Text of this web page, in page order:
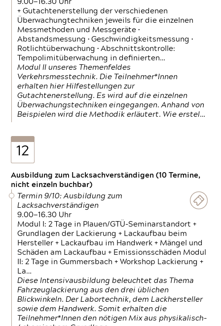
9.00—16.30 Uhr
+ Gutachtenerstellung der verschiedenen
Überwachungtechniken jeweils für die einzelnen
Messmethoden und Messgeräte •
Abstandsmessung • Geschwindigkeitsmessung •
Rotlichtüberwachung • Abschnittskontrolle:
Tempolimitüberwachung in definierten…
Modul II unseres Themenfeldes
Verkehrsmesstechnik. Die Teilnehmer*Innen
erhalten hier Hilfestellungen zur
Gutachtenerstellung. Es wird auf die einzelnen
Überwachungstechniken eingegangen. Anhand von
Beispielen wird die Methodik erläutert. Wie erstel…
12
Ausbildung zum Lacksachverständigen (10 Termine,
nicht einzeln buchbar)
Termin 9/10: Ausbildung zum
Lacksachverständigen
9.00—16.30 Uhr
Modul I: 2 Tage in Plauen/GTÜ-Seminarstandort +
Grundlagen der Lackierung + Lackaufbau beim
Hersteller + Lackaufbau im Handwerk + Mängel und
Schäden am Lackaufbau + Emissionsschäden Modul
II: 2 Tage in Gummersbach + Workshop Lackierung +
La…
Diese Intensivausbildung beleuchtet das Thema
Fahrzeuglackierung aus den drei üblichen
Blickwinkeln. Der Labortechnik, dem Lackhersteller
sowie dem Handwerk. Somit erhalten die
Teilnehmer*Innen den nötigen Mix aus physikalisch-